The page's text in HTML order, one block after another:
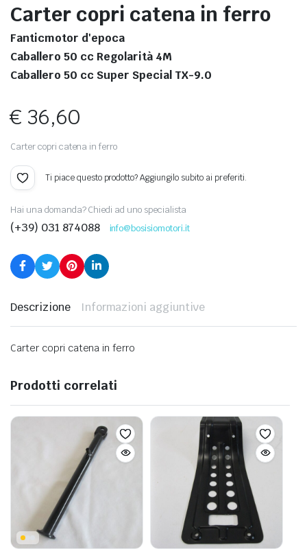
Carter copri catena in ferro
Fanticmotor d'epoca
Caballero 50 cc Regolarità 4M
Caballero 50 cc Super Special TX-9.0
€ 36,60
Carter copri catena in ferro
Ti piace questo prodotto? Aggiungilo subito ai preferiti.
Hai una domanda? Chiedi ad uno specialista
(+39) 031 874088 info@bosisiomotori.it
Descrizione Informazioni aggiuntive
Carter copri catena in ferro
Prodotti correlati